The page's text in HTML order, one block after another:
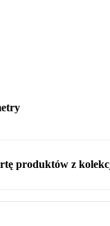
produktów z